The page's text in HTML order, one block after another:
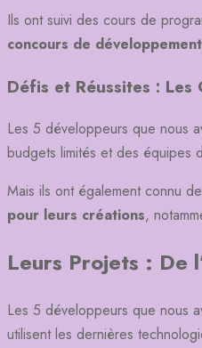
Ils ont suivi des cours de
concours de
Défis et Réussites :
Les 5 développeurs que nous
budgets limités et des équipes
Mais ils ont également connu
pour leurs créations,
Leurs Projets : De
Les 5 développeurs que nous
utilisent les dernières